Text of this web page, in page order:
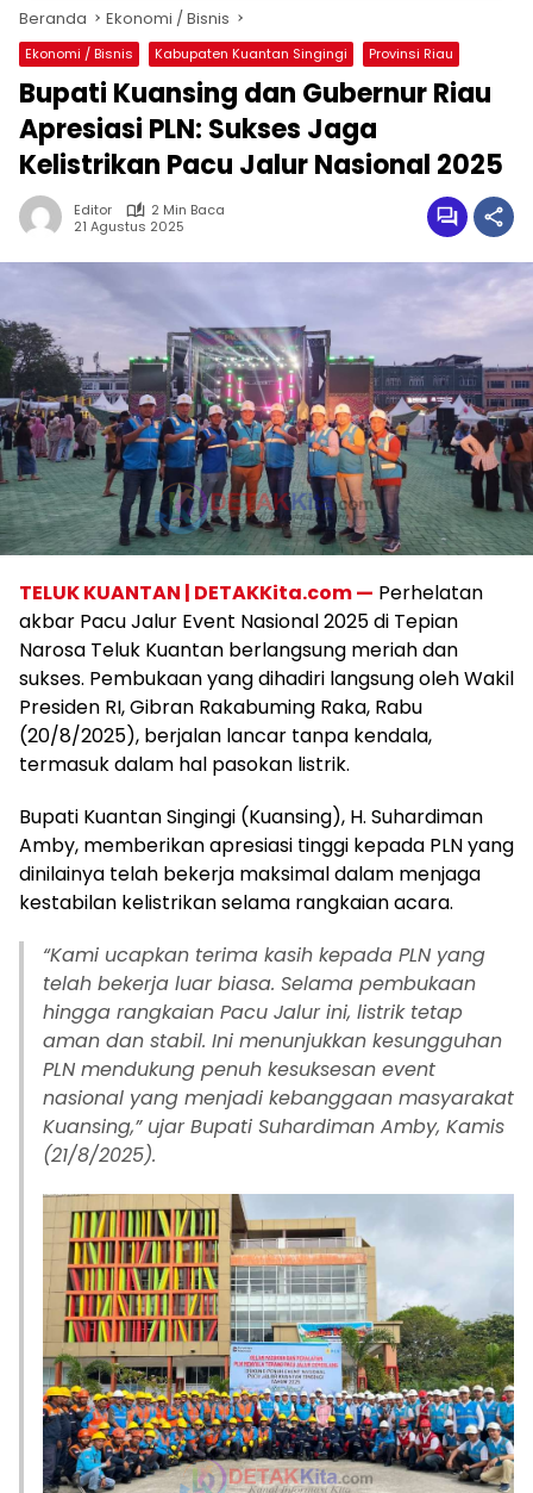
Beranda Ekonomi / Bisnis
Ekonomi / Bisnis Kabupaten Kuantan Singingi Provinsi Riau
Bupati Kuansing dan Gubernur Riau
Apresiasi PLN: Sukses Jaga
Kelistrikan Pacu Jalur Nasional 2025
Editor
2 Min Baca
21 Agustus 2025
TELUK KUANTAN | DETAKKita.com — Perhelatan
akbar Pacu Jalur Event Nasional 2025 di Tepian
Narosa Teluk Kuantan berlangsung meriah dan
sukses. Pembukaan yang dihadiri langsung oleh Wakil
Presiden RI, Gibran Rakabuming Raka, Rabu
(20/8/2025), berjalan lancar tanpa kendala,
termasuk dalam hal pasokan listrik.
Bupati Kuantan Singingi (Kuansing), H. Suhardiman
Amby, memberikan apresiasi tinggi kepada PLN yang
dinilainya telah bekerja maksimal dalam menjaga
kestabilan kelistrikan selama rangkaian acara.
“Kami ucapkan terima kasih kepada PLN yang
telah bekerja luar biasa. Selama pembukaan
hingga rangkaian Pacu Jalur ini, listrik tetap
aman dan stabil. Ini menunjukkan kesungguhan
PLN mendukung penuh kesuksesan event
nasional yang menjadi kebanggaan masyarakat
Kuansing,” ujar Bupati Suhardiman Amby, Kamis
(21/8/2025).